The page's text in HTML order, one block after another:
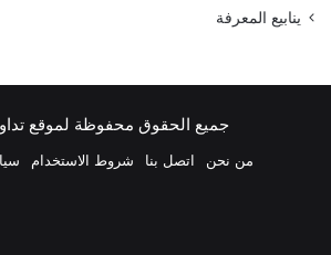
ينابيع المعرفة
جميع الحقوق محفوظة لموقع تداوين
من نحن اتصل بنا شروط الاستخدام